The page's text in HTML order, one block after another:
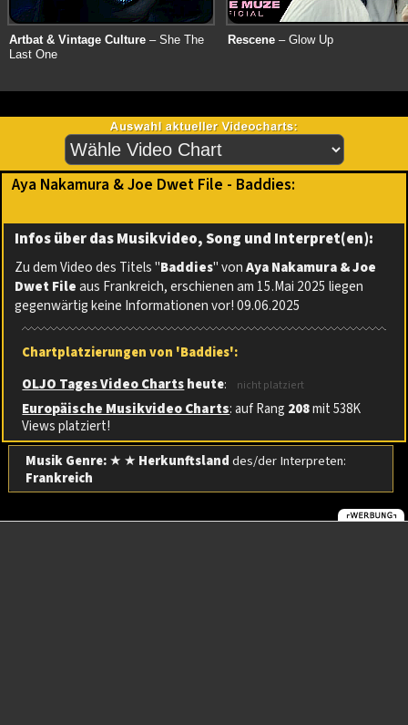
Artbat & Vintage Culture – She The
Last One
Rescene – Glow Up
Aya Nakamura & Joe Dwet File - Baddies:
Infos über das Musikvideo, Song und Interpret(en):
Zu dem Video des Titels "Baddies" vonAya Nakamura & Joe
Dwet Fileaus Frankreich, erschienen am 15.Mai 2025 liegen
gegenwärtig keine Informationen vor! 09.06.2025
Chartplatzierungen von 'Baddies':
OLJO Tages Video Chartsheute: nicht platziert
Europäische Musikvideo Charts: auf Rang 208mit 538K
Views platziert!
Musik Genre:★ ★ Herkunftslanddes/der Interpreten:
Frankreich